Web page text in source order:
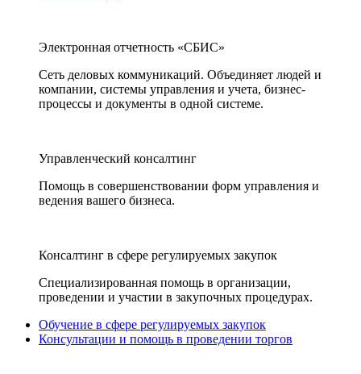
Электронная отчетность «СБИС»
Сеть деловых коммуникаций. Объединяет людей и
компании, системы управления и учета, бизнес-
процессы и документы в одной системе.
Управленческий консалтинг
Помощь в совершенствовании форм управления и
ведения вашего бизнеса.
Консалтинг в сфере регулируемых закупок
Специализированная помощь в организации,
проведении и участии в закупочных процедурах.
Обучение в сфере регулируемых закупок
Консультации и помощь в проведении торгов